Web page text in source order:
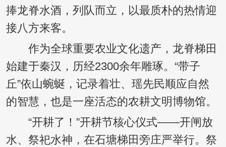
捧龙脊水酒，列队而立，以最质朴的热情迎
接八方来客。
作为全球重要农业文化遗产，龙脊梯田
始建于秦汉，历经2300余年雕琢。“带子
丘”依山蜿蜒，记录着壮、瑶先民顺应自然
的智慧，也是一座活态的农耕文明博物馆。
“开耕了！”开耕节核心仪式——开闸放
水、祭祀水神，在石塘梯田旁庄严举行。祭